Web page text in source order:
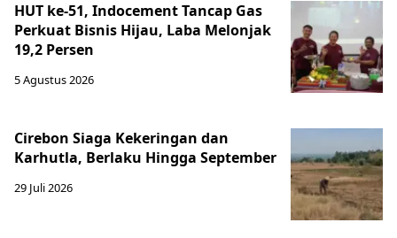
HUT ke-51, Indocement Tancap Gas
Perkuat Bisnis Hijau, Laba Melonjak
19,2 Persen
5 Agustus 2026
Cirebon Siaga Kekeringan dan
Karhutla, Berlaku Hingga September
29 Juli 2026